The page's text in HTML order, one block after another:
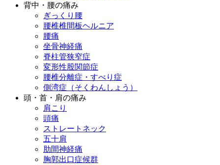
背中・腰の痛み
ぎっくり腰
腰椎椎間板ヘルニア
腰痛
坐骨神経痛
脊柱管狭窄症
変形性股関節症
腰椎分離症・すべり症
側湾症（そくわんしょう）
頭・首・肩の痛み
肩こり
頭痛
ストレートネック
五十肩
肋間神経痛
胸郭出口症候群